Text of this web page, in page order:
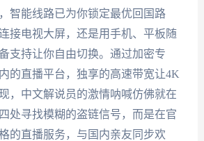
智能线路已为你锁定最优回国路
接电视大屏，还是用手机、平板随
支持让你自由切换。通过加密专
的直播平台，独享的高速带宽让4K
，中文解说员的激情呐喊仿佛就在
处寻找模糊的盗链信号，而是在官
的直播服务，与国内亲友同步欢